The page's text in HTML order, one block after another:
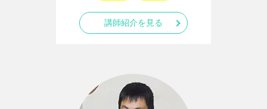
講師紹介を見る